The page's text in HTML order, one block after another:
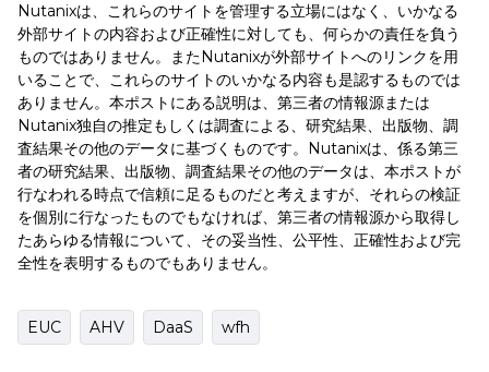
Nutanixは、これらのサイトを管理する立場にはなく、いかなる
外部サイトの内容および正確性に対しても、何らかの責任を負う
ものではありません。またNutanixが外部サイトへのリンクを用
いることで、これらのサイトのいかなる内容も是認するものでは
ありません。本ポストにある説明は、第三者の情報源または
Nutanix独自の推定もしくは調査による、研究結果、出版物、調
査結果その他のデータに基づくものです。Nutanixは、係る第三
者の研究結果、出版物、調査結果その他のデータは、本ポストが
行なわれる時点で信頼に足るものだと考えますが、それらの検証
を個別に行なったものでもなければ、第三者の情報源から取得し
たあらゆる情報について、その妥当性、公平性、正確性および完
全性を表明するものでもありません。
EUC AHV DaaS wfh